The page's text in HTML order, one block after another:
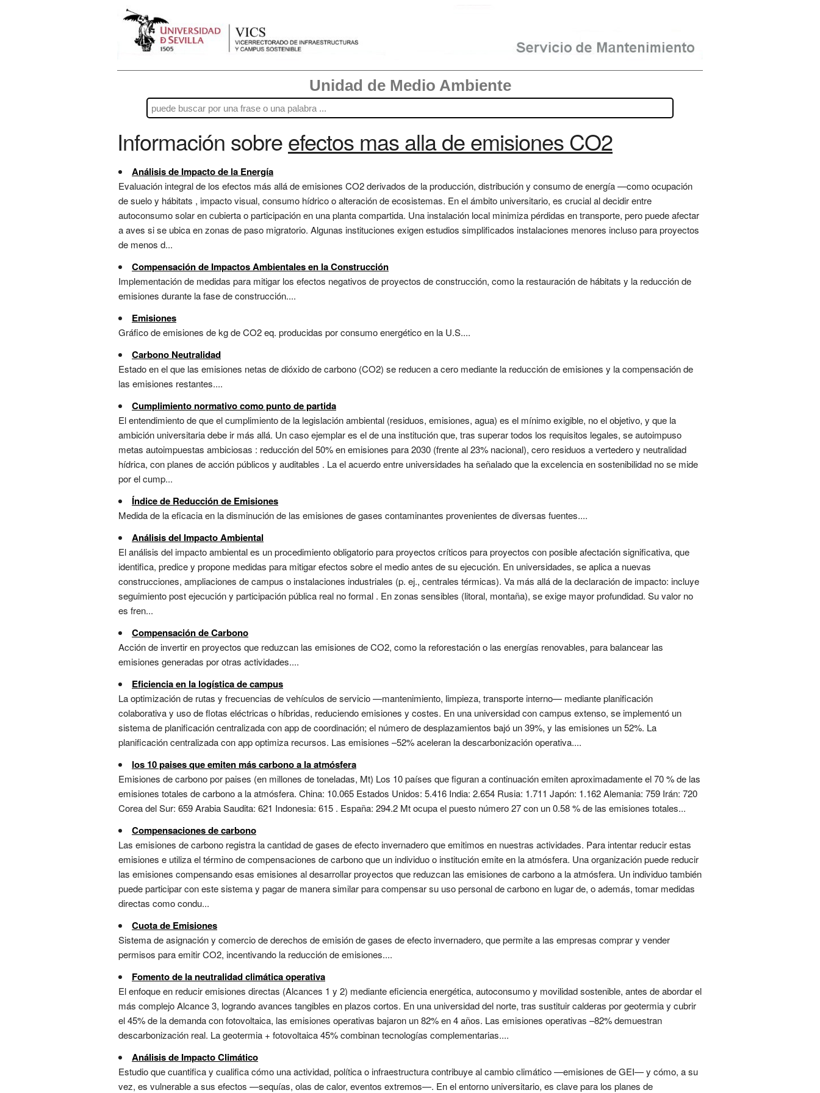
Unidad de Medio Ambiente
Información sobreefectos mas alla de emisiones CO2
Análisis de Impacto de la Energía
Evaluación integral de los efectos más allá de emisiones CO2 derivados de la producción, distribución y consumo de energía —como ocupación
de suelo y hábitats , impacto visual, consumo hídrico o alteración de ecosistemas. En el ámbito universitario, es crucial al decidir entre
autoconsumo solar en cubierta o participación en una planta compartida. Una instalación local minimiza pérdidas en transporte, pero puede afectar
a aves si se ubica en zonas de paso migratorio. Algunas instituciones exigen estudios simplificados instalaciones menores incluso para proyectos
de menos d...
Compensación de Impactos Ambientales en la Construcción
Implementación de medidas para mitigar los efectos negativos de proyectos de construcción, como la restauración de hábitats y la reducción de
emisiones durante la fase de construcción....
Emisiones
Gráfico de emisiones de kg de CO2 eq. producidas por consumo energético en la U.S....
Carbono Neutralidad
Estado en el que las emisiones netas de dióxido de carbono (CO2) se reducen a cero mediante la reducción de emisiones y la compensación de
las emisiones restantes....
Cumplimiento normativo como punto de partida
El entendimiento de que el cumplimiento de la legislación ambiental (residuos, emisiones, agua) es el mínimo exigible, no el objetivo, y que la
ambición universitaria debe ir más allá. Un caso ejemplar es el de una institución que, tras superar todos los requisitos legales, se autoimpuso
metas autoimpuestas ambiciosas : reducción del 50% en emisiones para 2030 (frente al 23% nacional), cero residuos a vertedero y neutralidad
hídrica, con planes de acción públicos y auditables . La el acuerdo entre universidades ha señalado que la excelencia en sostenibilidad no se mide
por el cump...
Índice de Reducción de Emisiones
Medida de la eficacia en la disminución de las emisiones de gases contaminantes provenientes de diversas fuentes....
Análisis del Impacto Ambiental
El análisis del impacto ambiental es un procedimiento obligatorio para proyectos críticos para proyectos con posible afectación significativa, que
identifica, predice y propone medidas para mitigar efectos sobre el medio antes de su ejecución. En universidades, se aplica a nuevas
construcciones, ampliaciones de campus o instalaciones industriales (p. ej., centrales térmicas). Va más allá de la declaración de impacto: incluye
seguimiento post ejecución y participación pública real no formal . En zonas sensibles (litoral, montaña), se exige mayor profundidad. Su valor no
es fren...
Compensación de Carbono
Acción de invertir en proyectos que reduzcan las emisiones de CO2, como la reforestación o las energías renovables, para balancear las
emisiones generadas por otras actividades....
Eficiencia en la logística de campus
La optimización de rutas y frecuencias de vehículos de servicio —mantenimiento, limpieza, transporte interno— mediante planificación
colaborativa y uso de flotas eléctricas o híbridas, reduciendo emisiones y costes. En una universidad con campus extenso, se implementó un
sistema de planificación centralizada con app de coordinación; el número de desplazamientos bajó un 39%, y las emisiones un 52%. La
planificación centralizada con app optimiza recursos. Las emisiones –52% aceleran la descarbonización operativa....
los 10 paises que emiten más carbono a la atmósfera
Emisiones de carbono por paises (en millones de toneladas, Mt) Los 10 países que figuran a continuación emiten aproximadamente el 70 % de las
emisiones totales de carbono a la atmósfera. China: 10.065 Estados Unidos: 5.416 India: 2.654 Rusia: 1.711 Japón: 1.162 Alemania: 759 Irán: 720
Corea del Sur: 659 Arabia Saudita: 621 Indonesia: 615 . España: 294.2 Mt ocupa el puesto número 27 con un 0.58 % de las emisiones totales...
Compensaciones de carbono
Las emisiones de carbono registra la cantidad de gases de efecto invernadero que emitimos en nuestras actividades. Para intentar reducir estas
emisiones e utiliza el término de compensaciones de carbono que un individuo o institución emite en la atmósfera. Una organización puede reducir
las emisiones compensando esas emisiones al desarrollar proyectos que reduzcan las emisiones de carbono a la atmósfera. Un individuo también
puede participar con este sistema y pagar de manera similar para compensar su uso personal de carbono en lugar de, o además, tomar medidas
directas como condu...
Cuota de Emisiones
Sistema de asignación y comercio de derechos de emisión de gases de efecto invernadero, que permite a las empresas comprar y vender
permisos para emitir CO2, incentivando la reducción de emisiones....
Fomento de la neutralidad climática operativa
El enfoque en reducir emisiones directas (Alcances 1 y 2) mediante eficiencia energética, autoconsumo y movilidad sostenible, antes de abordar el
más complejo Alcance 3, logrando avances tangibles en plazos cortos. En una universidad del norte, tras sustituir calderas por geotermia y cubrir
el 45% de la demanda con fotovoltaica, las emisiones operativas bajaron un 82% en 4 años. Las emisiones operativas –82% demuestran
descarbonización real. La geotermia + fotovoltaica 45% combinan tecnologías complementarias....
Análisis de Impacto Climático
Estudio que cuantifica y cualifica cómo una actividad, política o infraestructura contribuye al cambio climático —emisiones de GEI— y cómo, a su
vez, es vulnerable a sus efectos —sequías, olas de calor, eventos extremos—. En el entorno universitario, es clave para los planes de